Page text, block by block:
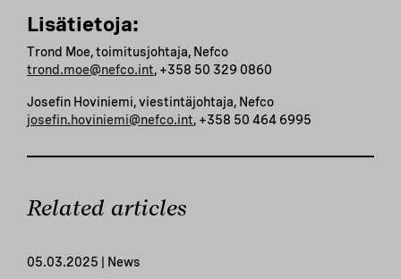
Lisätietoja:
Trond Moe, toimitusjohtaja, Nefco
trond.moe@nefco.int, +358 50 329 0860
Josefin Hoviniemi, viestintäjohtaja, Nefco
josefin.hoviniemi@nefco.int, +358 50 464 6995
Related articles
05.03.2025 | News